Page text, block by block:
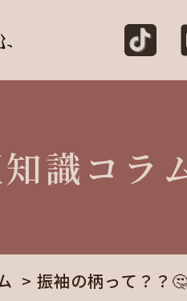
識コラ
振袖の柄って？？